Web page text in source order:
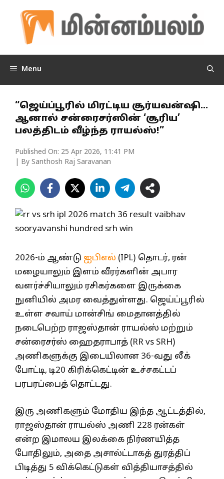
content
Menu
“ஜெய்ப்பூரில் மிரட்டிய சூர்யவன்ஷி…
ஆனால் சன்ரைசர்ஸின் ‘சூரிய’
பலத்திடம் வீழ்ந்த ராயல்ஸ்!”
Published On: 25 Apr 2026, 11:41 PM
| By Santhosh Raj Saravanan
2026-ம் ஆண்டு ஐபிஎல் (IPL) தொடர், ரன்
மழையாலும் இளம் வீரர்களின் அபார
வளர்ச்சியாலும் ரசிகர்களை இருக்கை
நுனியில் அமர வைத்துள்ளது. ஜெய்ப்பூரில்
உள்ள சவாய் மான்சிங் மைதானத்தில்
நடைபெற்ற ராஜஸ்தான் ராயல்ஸ் மற்றும்
சன்ரைசர்ஸ் ஹைதராபாத் (RR vs SRH)
அணிகளுக்கு இடையிலான 36-வது லீக்
போட்டி, டி20 கிரிக்கெட்டின் உச்சகட்டப்
பரபரப்பைத் தொட்டது.
இரு அணிகளும் மோதிய இந்த ஆட்டத்தில்,
ராஜஸ்தான் ராயல்ஸ் அணி 228 ரன்கள்
என்ற இமாலய இலக்கை நிர்ணயித்த
போதிலும், அதை அசால்ட்டாகத் துரத்திப்
பிடித்து 5 விக்கெட்டுகள் வித்தியாசத்தில்